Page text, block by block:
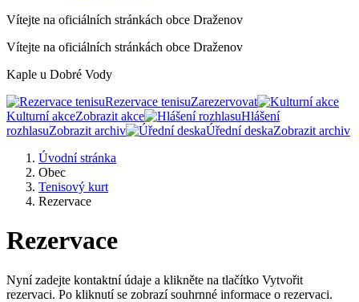
Vítejte na oficiálních stránkách obce Draženov
Vítejte na oficiálních stránkách obce Draženov
Kaple u Dobré Vody
Rezervace tenisuZarezervovat
Kulturní akceZobrazit akce
Hlášení
rozhlasuZobrazit archiv Úřední deskaZobrazit archiv
Úvodní stránka
Obec
Tenisový kurt
Rezervace
Rezervace
Nyní zadejte kontaktní údaje a klikněte na tlačítko Vytvořit
rezervaci. Po kliknutí se zobrazí souhrnné informace o rezervaci.